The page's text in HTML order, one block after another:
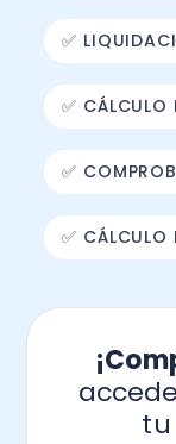
✅
✅ CÁLCULO
✅
✅ CÁLCULO
tu